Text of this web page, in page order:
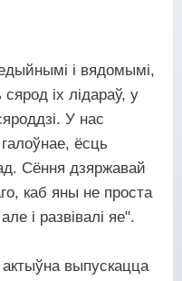
і вядомымі,
іх лідараў, у
У нас
ёсць
Сёння дзяржавай
каб яны не проста
і развівалі яе".
актыўна выпускацца